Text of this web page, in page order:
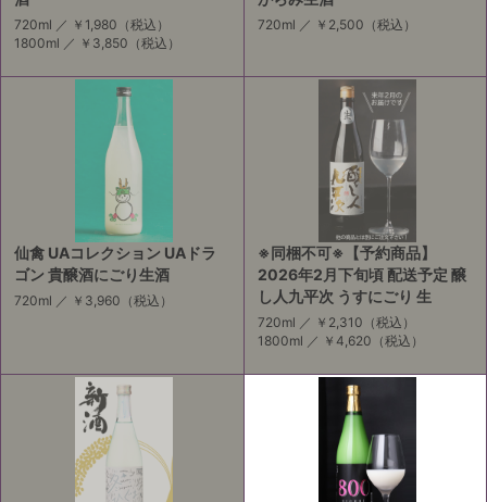
720ml ／ ￥1,980 （税込）
1800ml ／ ￥3,850 （税込）
720ml ／ ￥2,500 （税込）
仙禽 UAコレクション UAドラ
ゴン 貴醸酒にごり生酒
720ml ／ ￥3,960 （税込）
※同梱不可※【予約商品】
2026年2月下旬頃 配送予定 醸
し人九平次 うすにごり 生
720ml ／ ￥2,310 （税込）
1800ml ／ ￥4,620 （税込）